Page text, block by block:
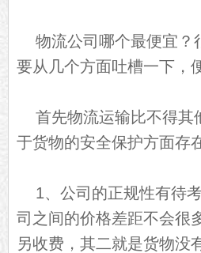
物流公司哪个最便宜？
要从几个方面吐槽一下，
首先物流运输比不得其
于货物的安全保护方面存
1、公司的正规性有待
司之间的价格差距不会很
另收费，其二就是货物没